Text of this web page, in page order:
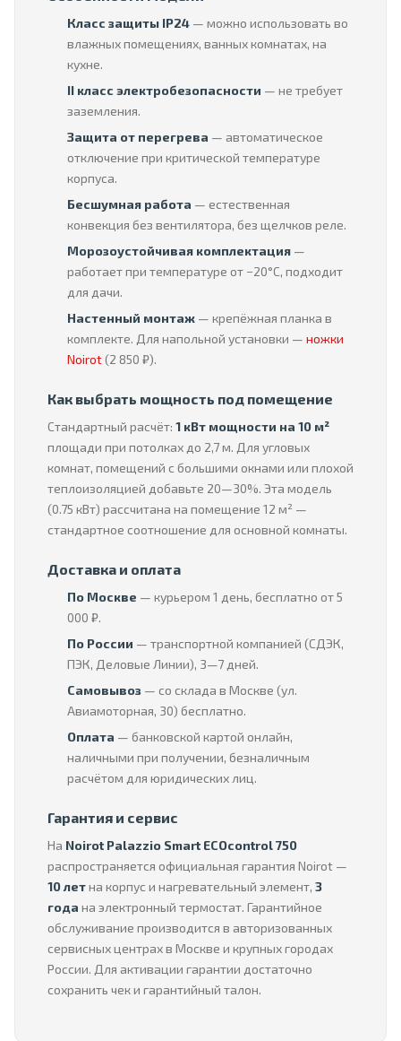
Класс защиты IP24 — можно использовать во
влажных помещениях, ванных комнатах, на
кухне.
II класс электробезопасности — не требует
заземления.
Защита от перегрева — автоматическое
отключение при критической температуре
корпуса.
Бесшумная работа — естественная
конвекция без вентилятора, без щелчков реле.
Морозоустойчивая комплектация —
работает при температуре от −20°C, подходит
для дачи.
Настенный монтаж — крепёжная планка в
комплекте. Для напольной установки — ножки
Noirot(2 850 ₽).
Как выбрать мощность под помещение
Стандартный расчёт: 1 кВт мощности на 10 м²
площади при потолках до 2,7 м. Для угловых
комнат, помещений с большими окнами или плохой
теплоизоляцией добавьте 20—30%. Эта модель
(0.75 кВт) рассчитана на помещение 12 м² —
стандартное соотношение для основной комнаты.
Доставка и оплата
По Москве — курьером 1 день, бесплатно от 5
000 ₽.
По России — транспортной компанией (СДЭК,
ПЭК, Деловые Линии), 3—7 дней.
Самовывоз — со склада в Москве (ул.
Авиамоторная, 30) бесплатно.
Оплата — банковской картой онлайн,
наличными при получении, безналичным
расчётом для юридических лиц.
Гарантия и сервис
На Noirot Palazzio Smart ECOcontrol 750
распространяется официальная гарантия Noirot —
10 летна корпус и нагревательный элемент, 3
года на электронный термостат. Гарантийное
обслуживание производится в авторизованных
сервисных центрах в Москве и крупных городах
России. Для активации гарантии достаточно
сохранить чек и гарантийный талон.